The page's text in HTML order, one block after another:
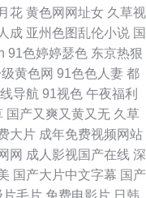
综合网址 91伊人五月天 日
久 超碰91免费人人妻 影音
欧美蝌蚪91色9 91网站在线
品无码一区二区 九九热久久
花 黄色网网址女 久草视
成 亚州色图乱伦小说 国
91色婷婷瑟色 东京热狠
黄色网 91色色人妻 都
导航 91视色 午夜福利
国产又爽又黄又无 久草
大片 成年免费视频网站
网 成人影视国产在线 深
国产大片中文字幕 国产
片毛片 免费电影片 日韩